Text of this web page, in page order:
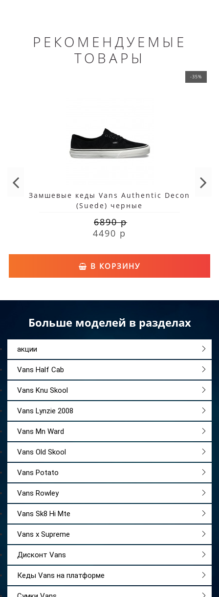
РЕКОМЕНДУЕМЫЕ
ТОВАРЫ
-35%
Замшевые кеды Vans Authentic Decon
(Suede) черные
6890 р
4490 р
В КОРЗИНУ
Больше моделей в разделах
акции
Vans Half Cab
Vans Knu Skool
Vans Lynzie 2008
Vans Mn Ward
Vans Old Skool
Vans Potato
Vans Rowley
Vans Sk8 Hi Mte
Vans x Supreme
Дисконт Vans
Кеды Vans на платформе